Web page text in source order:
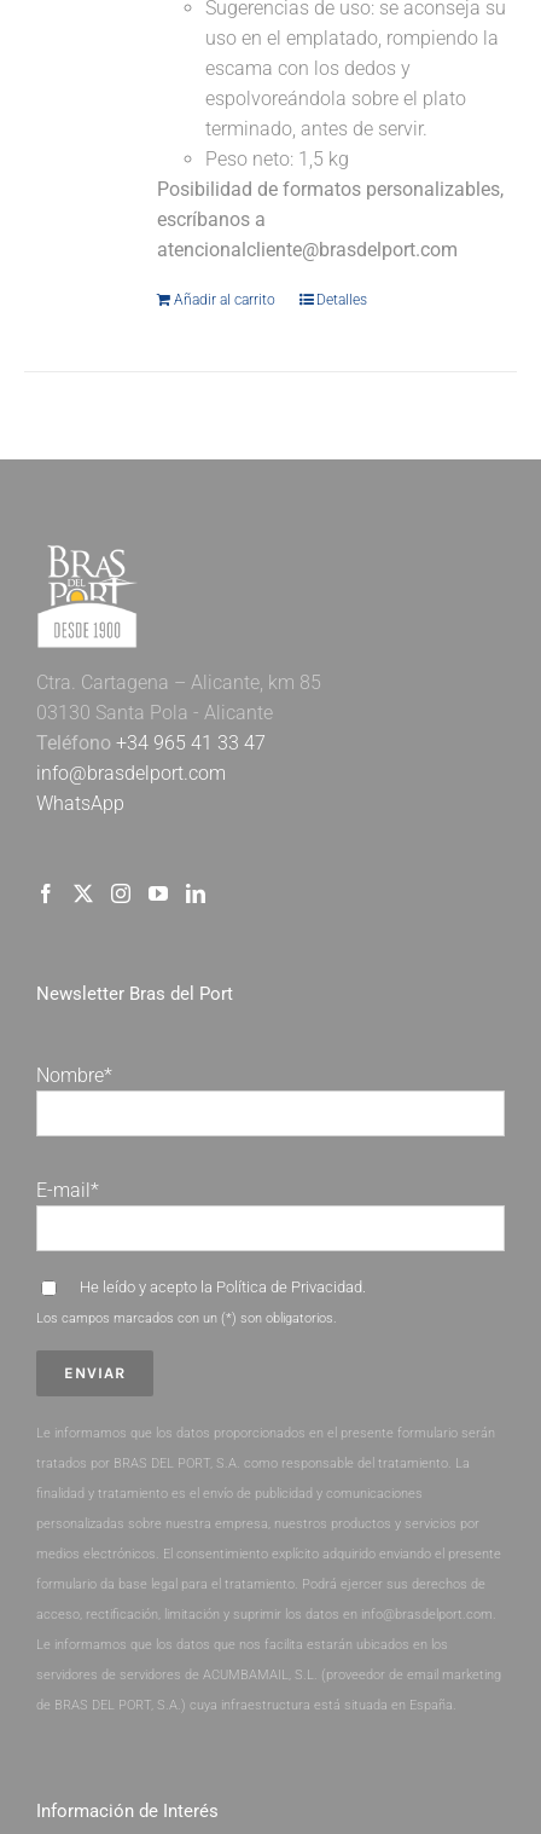
Sugerencias de uso: se aconseja su
uso en el emplatado, rompiendo la
escama con los dedos y
espolvoreándola sobre el plato
terminado, antes de servir.
Peso neto: 1,5 kg
Posibilidad de formatos personalizables,
escríbanos a
atencionalcliente@brasdelport.com
Añadir al carrito Detalles
Ctra. Cartagena – Alicante, km 85
03130 Santa Pola - Alicante
Teléfono +34 965 41 33 47
info@brasdelport.com
WhatsApp
Newsletter Bras del Port
Nombre*
E-mail*
He leído y acepto la Política de Privacidad.
Los campos marcados con un (*) son obligatorios.
Le informamos que los datos proporcionados en el presente formulario serán
tratados por BRAS DEL PORT, S.A. como responsable del tratamiento. La
finalidad y tratamiento es el envío de publicidad y comunicaciones
personalizadas sobre nuestra empresa, nuestros productos y servicios por
medios electrónicos. El consentimiento explícito adquirido enviando el presente
formulario da base legal para el tratamiento. Podrá ejercer sus derechos de
acceso, rectificación, limitación y suprimir los datos en info@brasdelport.com.
Le informamos que los datos que nos facilita estarán ubicados en los
servidores de servidores de ACUMBAMAIL, S.L. (proveedor de email marketing
de BRAS DEL PORT, S.A.) cuya infraestructura está situada en España.
Información de Interés